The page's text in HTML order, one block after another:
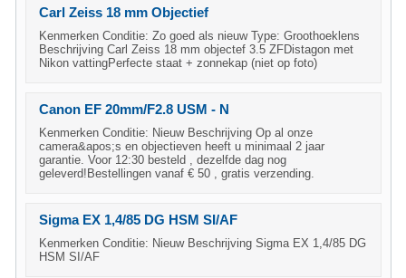
Carl Zeiss 18 mm Objectief
Kenmerken Conditie: Zo goed als nieuw Type: Groothoeklens
Beschrijving Carl Zeiss 18 mm objectef 3.5 ZFDistagon met
Nikon vattingPerfecte staat + zonnekap (niet op foto)
Canon EF 20mm/F2.8 USM - N
Kenmerken Conditie: Nieuw Beschrijving Op al onze
camera&apos;s en objectieven heeft u minimaal 2 jaar
garantie. Voor 12:30 besteld , dezelfde dag nog
geleverd!Bestellingen vanaf € 50 , gratis verzending.
Sigma EX 1,4/85 DG HSM SI/AF
Kenmerken Conditie: Nieuw Beschrijving Sigma EX 1,4/85 DG
HSM SI/AF